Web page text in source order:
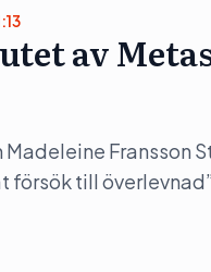
av
Fransson
försök till